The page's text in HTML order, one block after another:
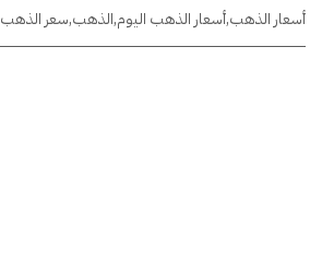
أسعار الذهب,أسعار الذهب اليوم,الذهب,سعر الذهب